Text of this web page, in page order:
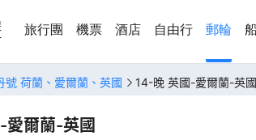
旅行團 機票 酒店 自由行 郵輪
號 荷蘭、愛爾蘭、英國 14-晚 英國-愛爾蘭-英國
愛爾蘭-英國